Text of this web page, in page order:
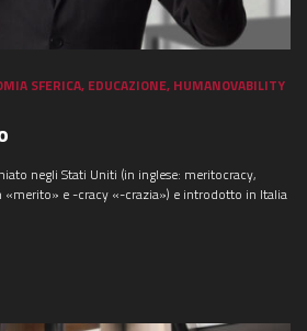
SFERICA, EDUCAZIONE, HUMANOVABILITY
negli Stati Uniti (in inglese: meritocracy,
e -cracy «-crazia») e introdotto in Italia